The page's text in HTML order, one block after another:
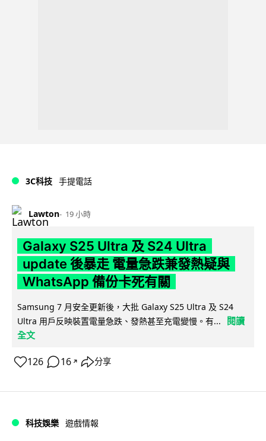
3C科技 手提電話
Lawton 19 小時
Galaxy S25 Ultra 及 S24 Ultra
update 後暴走 電量急跌兼發熱疑與
WhatsApp 備份卡死有關
Samsung 7 月安全更新後，大批 Galaxy S25 Ultra 及 S24
Ultra 用戶反映裝置電量急跌、發熱甚至充電變慢。有...
閱讀
全文
126 16 ↗ 分享
科技娛樂 遊戲情報